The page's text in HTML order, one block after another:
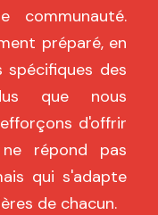
communauté.
préparé, en
des
que nous
d'offrir
répond pas
qui s'adapte
de chacun.